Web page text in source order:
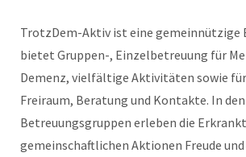
TrotzDem-Aktiv ist eine gemeinnützige
bietet Gruppen-, Einzelbetreuung für
Demenz, vielfältige Aktivitäten sowie
Freiraum, Beratung und Kontakte. In den
Betreuungsgruppen erleben die
gemeinschaftlichen Aktionen Freude